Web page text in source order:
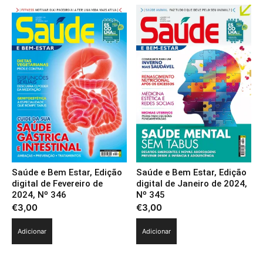
Saúde e Bem Estar, Edição
digital de Fevereiro de
2024, Nº 346
€3,00
Adicionar
Saúde e Bem Estar, Edição
digital de Janeiro de 2024,
Nº 345
€3,00
Adicionar